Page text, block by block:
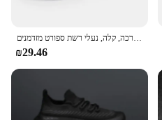
₪29.46